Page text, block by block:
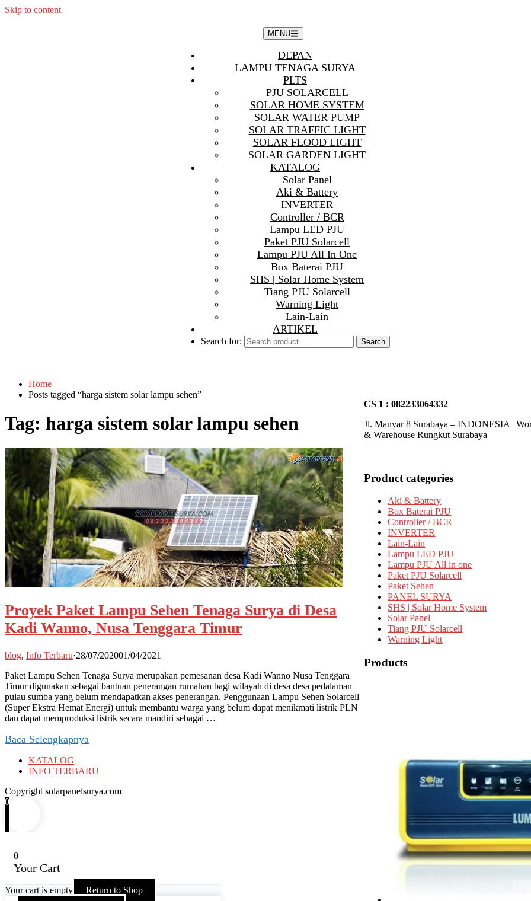
Skip to content
MENU
DEPAN
LAMPU TENAGA SURYA
PLTS
PJU SOLARCELL
SOLAR HOME SYSTEM
SOLAR WATER PUMP
SOLAR TRAFFIC LIGHT
SOLAR FLOOD LIGHT
SOLAR GARDEN LIGHT
KATALOG
Solar Panel
Aki & Battery
INVERTER
Controller / BCR
Lampu LED PJU
Paket PJU Solarcell
Lampu PJU All In One
Box Baterai PJU
SHS | Solar Home System
Tiang PJU Solarcell
Warning Light
Lain-Lain
ARTIKEL
Search for:
Home
Posts tagged “harga sistem solar lampu sehen”
Tag: harga sistem solar lampu sehen
Proyek Paket Lampu Sehen Tenaga Surya di Desa
Kadi Wanno, Nusa Tenggara Timur
blog, Info Terbaru·28/07/202001/04/2021
Paket Lampu Sehen Tenaga Surya merupakan pemesanan desa Kadi Wanno Nusa Tenggara
Timur digunakan sebagai bantuan penerangan rumahan bagi wilayah di desa desa pedalaman
pulau sumba yang belum mendapatkan akses penerangan. Penggunaan Lampu Sehen Solarcell
(Super Ekstra Hemat Energi) untuk membantu warga yang belum dapat menikmati listrik PLN
dan dapat memproduksi listrik secara mandiri sebagai …
Baca Selengkapnya
CS 1 : 082233064332
Jl. Manyar 8 Surabaya – INDONESIA |
& Warehouse Rungkut Surabaya
Product categories
Aki & Battery
Box Baterai PJU
Controller / BCR
INVERTER
Lain-Lain
Lampu LED PJU
Lampu PJU All in one
Paket PJU Solarcell
Paket Sehen
PANEL SURYA
SHS | Solar Home System
Solar Panel
Tiang PJU Solarcell
Warning Light
Products
KATALOG
INFO TERBARU
Copyright solarpanelsurya.com
0
0
Your Cart
Your cart is empty Return to Shop